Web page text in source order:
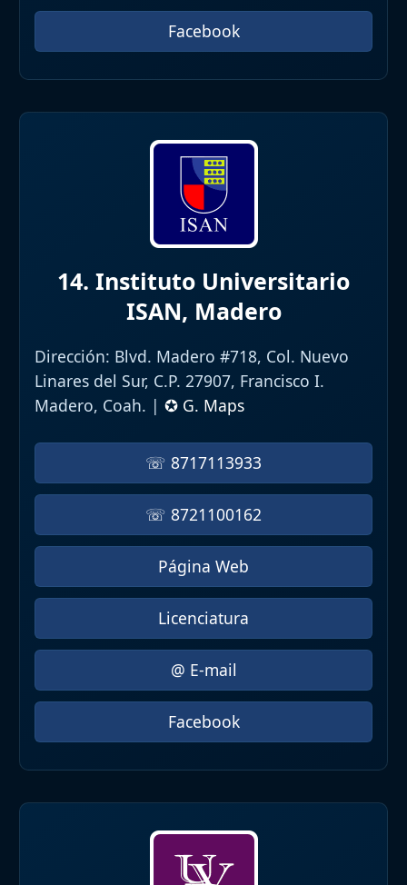
Facebook
14. Instituto Universitario
ISAN, Madero
Dirección: Blvd. Madero #718, Col. Nuevo
Linares del Sur, C.P. 27907, Francisco I.
Madero, Coah. | ✪ G. Maps
☏ 8717113933
☏ 8721100162
Página Web
Licenciatura
@ E-mail
Facebook